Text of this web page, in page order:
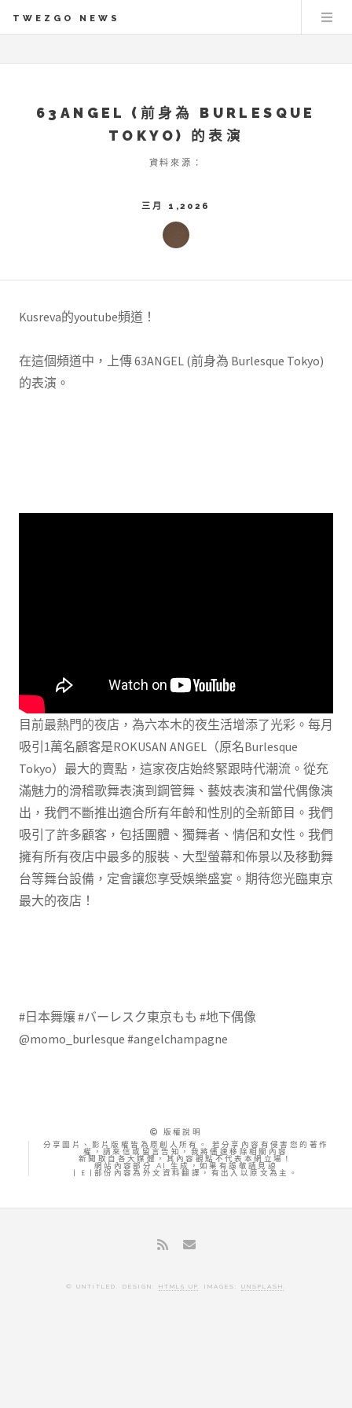
TWEZGO NEWS
63ANGEL (前身為 BURLESQUE
TOKYO) 的表演
資料來源：
三月 1,2026
Kusreva的youtube頻道！
在這個頻道中，上傳 63ANGEL (前身為 Burlesque Tokyo)
的表演。
目前最熱門的夜店，為六本木的夜生活增添了光彩。每月
吸引1萬名顧客是ROKUSAN ANGEL（原名Burlesque
Tokyo）最大的賣點，這家夜店始終緊跟時代潮流。從充
滿魅力的滑稽歌舞表演到鋼管舞、藝妓表演和當代偶像演
出，我們不斷推出適合所有年齡和性別的全新節目。我們
吸引了許多顧客，包括團體、獨舞者、情侶和女性。我們
擁有所有夜店中最多的服裝、大型螢幕和佈景以及移動舞
台等舞台設備，定會讓您享受娛樂盛宴。期待您光臨東京
最大的夜店！
#日本舞孃 #バーレスク東京もも #地下偶像
@momo_burlesque #angelchampagne
版權說明
分享圖片、影片版權皆為原創人所有。 若分享內容有侵害您的著作
權，請來信或留言告知，我將儘速移除相關內容
新聞取自各大媒體，其內容觀點不代表本網立場！
網站內容部分 AI 生成，如果有誤敬請見諒
| £ |部份內容為外文資料翻譯，有出入以原文為主。
© UNTITLED. DESIGN: HTML5 UP. IMAGES: UNSPLASH .